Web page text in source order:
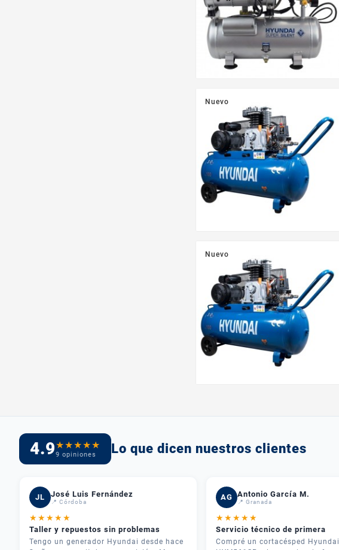
Nuevo
Nuevo
4.9★★★★★
9 opiniones Lo que dicen nuestros clientes
JL José Luis Fernández
📍 Córdoba
★★★★★
Taller y repuestos sin problemas
Tengo un generador Hyundai desde hace
AG Antonio García M.
📍 Granada
★★★★★
Servicio técnico de primera
Compré un cortacésped Hyundai